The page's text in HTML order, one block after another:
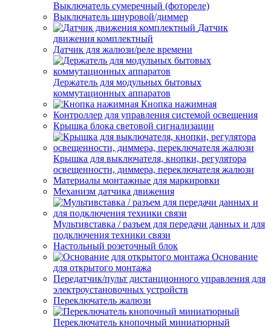
Выключатель сумеречный (фотореле)
Выключатель шнуровой/диммер
Датчик
движения комплектный
Датчик для жалюзи/реле времени
Держатель для модульных бытовых
коммутационных аппаратов
Кнопка нажимная
Контроллер для управления системой освещения
Крышка блока световой сигнализации
Крышка для выключателя, кнопки, регулятора
освещенности, диммера, переключателя жалюзи
Материалы монтажные для маркировки
Механизм датчика движения
Мультивставка / разъем для передачи данных и для
подключения техники связи
Настольный розеточный блок
Основание
для открытого монтажа
Передатчик/пульт дистанционного управления для
электроустановочных устройств
Переключатель жалюзи
Переключатель кнопочный миниатюрный